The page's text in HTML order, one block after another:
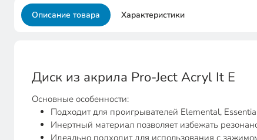
Описание товара Характеристики
Диск из акрила Pro-Ject Acryl It E
Основные особенности:
Подходит для проигрывателей Elemental,
Инертный материал позволяет избежать
Идеально подходит для использования с